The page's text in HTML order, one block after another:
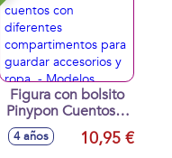
Figura con bolsito
Pinypon Cuentos.8
cm. Armarios de
cuentos con
4 años 10,95 €